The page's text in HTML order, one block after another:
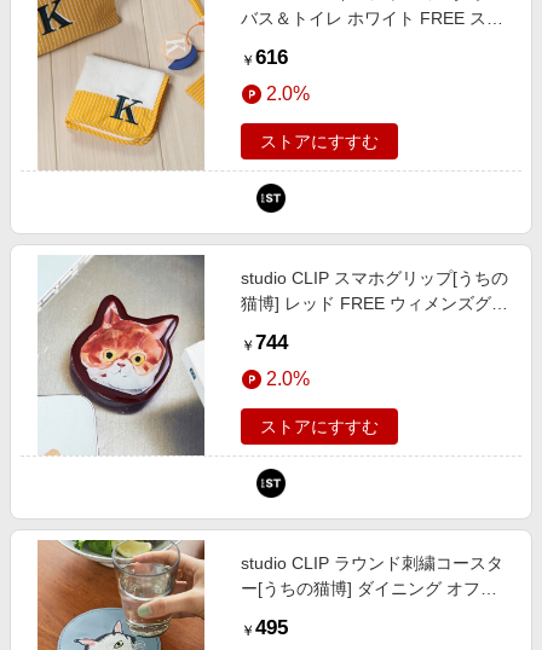
バス＆トイレ ホワイト FREE スタ
ドエスティ（旧ドットエスティ）
￥ 616
2.0%
ストアにすすむ
studio CLIP スマホグリップ[うちの
猫博] レッド FREE ウィメンズグッ
ST アンドエスティ（旧ドットエス
ティ）
￥ 744
2.0%
ストアにすすむ
studio CLIP ラウンド刺繍コースタ
ー[うちの猫博] ダイニング オフホ
588541 and ST アンドエスティ
￥ 495